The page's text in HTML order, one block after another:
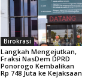
Birokrasi
Langkah Mengejutkan,
Fraksi NasDem DPRD
Ponorogo Kembalikan
Rp 748 Juta ke Kejaksaan